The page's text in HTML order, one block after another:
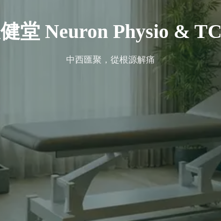
堂 Neuron Physio &
中西匯聚，從根源解痛